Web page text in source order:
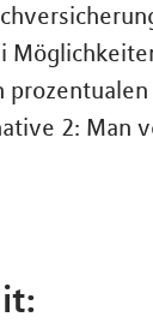
2: Man